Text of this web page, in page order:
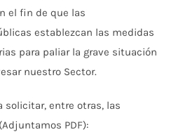
el fin de que las
establezcan las medidas
para paliar la grave situación
nuestro Sector.
solicitar, entre otras, las
PDF):